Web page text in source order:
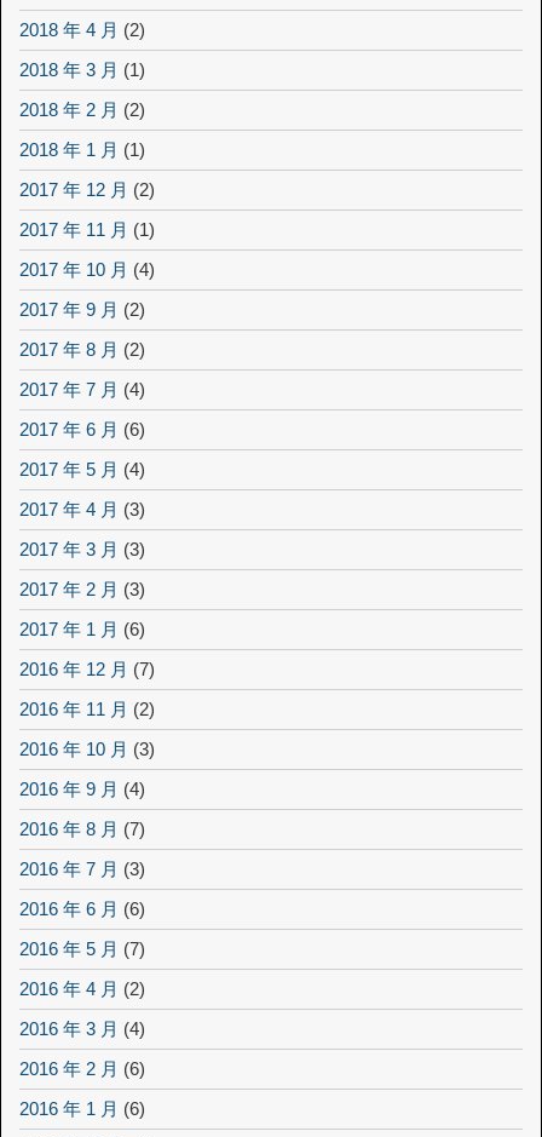
2018 年 4 月 (2)
2018 年 3 月 (1)
2018 年 2 月 (2)
2018 年 1 月 (1)
2017 年 12 月 (2)
2017 年 11 月 (1)
2017 年 10 月 (4)
2017 年 9 月 (2)
2017 年 8 月 (2)
2017 年 7 月 (4)
2017 年 6 月 (6)
2017 年 5 月 (4)
2017 年 4 月 (3)
2017 年 3 月 (3)
2017 年 2 月 (3)
2017 年 1 月 (6)
2016 年 12 月 (7)
2016 年 11 月 (2)
2016 年 10 月 (3)
2016 年 9 月 (4)
2016 年 8 月 (7)
2016 年 7 月 (3)
2016 年 6 月 (6)
2016 年 5 月 (7)
2016 年 4 月 (2)
2016 年 3 月 (4)
2016 年 2 月 (6)
2016 年 1 月 (6)